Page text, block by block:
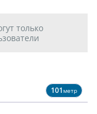
только
101метр